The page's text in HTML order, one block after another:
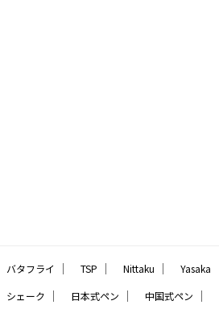
バタフライ ｜ TSP ｜ Nittaku ｜ Yasaka
シェーク ｜ 日本式ペン ｜ 中国式ペン ｜